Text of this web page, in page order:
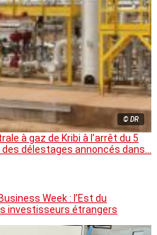
© DR
à gaz de Kribi à l’arrêt du 5
délestages annoncés dans…
Week : l’Est du
investisseurs étrangers